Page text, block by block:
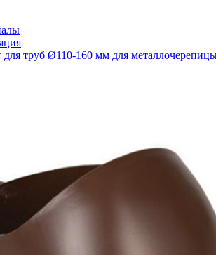
труб Ø110-160 мм для